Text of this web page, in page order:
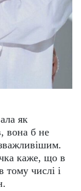
як
вона б не
каже, що в
тому числі і